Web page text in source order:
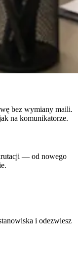
bez wymiany maili.
na komunikatorze.
— od nowego
i odezwiesz